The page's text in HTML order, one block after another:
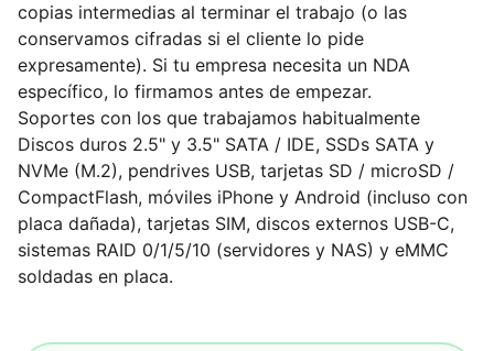
copias intermedias al terminar el trabajo (o las
conservamos cifradas si el cliente lo pide
expresamente). Si tu empresa necesita un NDA
específico, lo firmamos antes de empezar.
Soportes con los que trabajamos habitualmente
Discos duros 2.5" y 3.5" SATA / IDE, SSDs SATA y
NVMe (M.2), pendrives USB, tarjetas SD / microSD /
CompactFlash, móviles iPhone y Android (incluso con
placa dañada), tarjetas SIM, discos externos USB-C,
sistemas RAID 0/1/5/10 (servidores y NAS) y eMMC
soldadas en placa.